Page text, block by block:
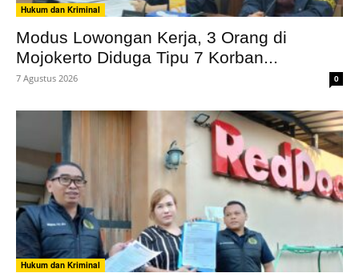
Hukum dan Kriminal
Modus Lowongan Kerja, 3 Orang di
Mojokerto Diduga Tipu 7 Korban...
7 Agustus 2026 0
Hukum dan Kriminal